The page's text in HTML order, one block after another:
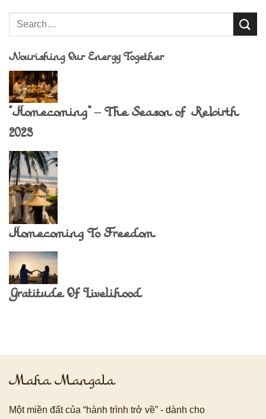
Nourishing Our Energy Together
“Homecoming” – The Season of Rebirth
2023
Homecoming To Freedom
Gratitude Of Livelihood
Maha Mangala
Một miền đất của “hành trình trở về” - dành cho